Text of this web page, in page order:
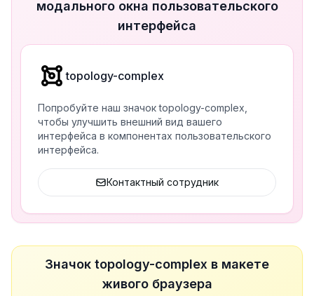
модального окна пользовательского
интерфейса
topology-complex
Попробуйте наш значок topology-complex,
чтобы улучшить внешний вид вашего
интерфейса в компонентах пользовательского
интерфейса.
Контактный сотрудник
Значок topology-complex в макете
живого браузера